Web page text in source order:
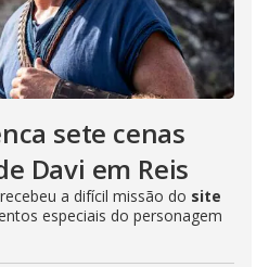
sete cenas
Davi em Reis
a difícil missão do site
especiais do personagem